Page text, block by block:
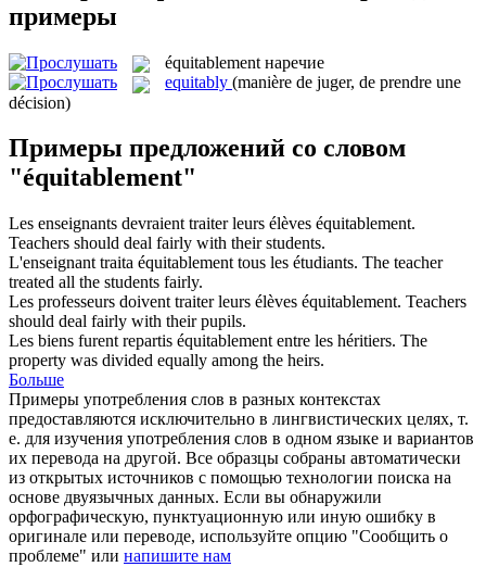
примеры
équitablement наречие
equitably (manière de juger, de prendre une
décision)
Примеры предложений со словом
"équitablement"
Les enseignants devraient traiter leurs élèves équitablement.
Teachers should deal fairly with their students.
L'enseignant traita équitablement tous les étudiants. The teacher
treated all the students fairly.
Les professeurs doivent traiter leurs élèves équitablement. Teachers
should deal fairly with their pupils.
Les biens furent repartis équitablement entre les héritiers. The
property was divided equally among the heirs.
Больше
Примеры употребления слов в разных контекстах
предоставляются исключительно в лингвистических целях, т.
е. для изучения употребления слов в одном языке и вариантов
их перевода на другой. Все образцы собраны автоматически
из открытых источников с помощью технологии поиска на
основе двуязычных данных. Если вы обнаружили
орфографическую, пунктуационную или иную ошибку в
оригинале или переводе, используйте опцию "Сообщить о
проблеме" или напишите нам